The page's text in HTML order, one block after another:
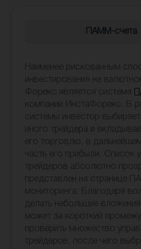
ПАММ-счета
Наименее рискованным
инвестирования на
Форекс является система
компании ИнстаФорекс. В
системы инвестор
иного трейдера и
его торговлю, в
часть его прибыли. Список
трейдеров абсолютно
представлен на странице
мониторинга. Благодаря
делать небольшие
может за короткий
проверить множество
трейдеров, после чего